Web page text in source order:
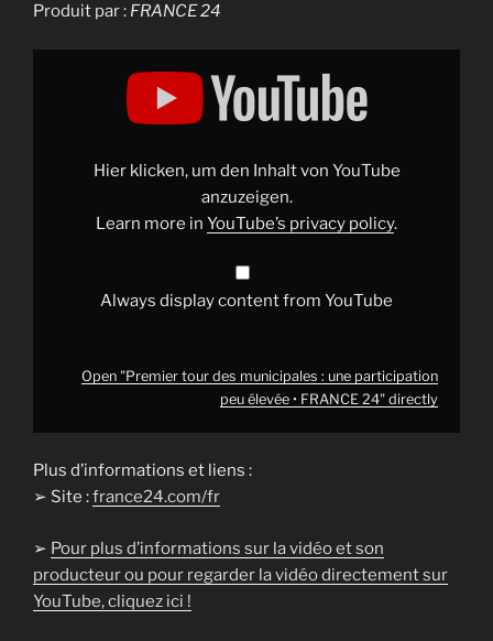
Produit par : FRANCE 24
Display
participation
FRANCE
Hier klicken, um den Inhalt von YouTube
anzuzeigen.
Learn more in YouTube’s privacy policy.
Always display content from YouTube
Open "Premier tour des municipales : une participation
peu élevée • FRANCE 24" directly
Plus d’informations et liens :
➢ Site :france24.com/fr
➢ Pour plus d’informations sur la vidéo et son
producteur ou pour regarder la vidéo directement sur
YouTube, cliquez ici !